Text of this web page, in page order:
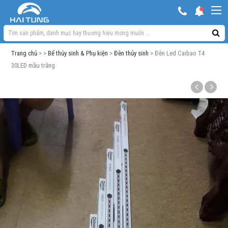
Trang chủ > >Bể thủy sinh & Phụ kiện >Đèn thủy sinh > Đèn Led Caibao T4
30LED mầu trắng
Hồ ngoài trời & phụ kiện
Máy móc phụ kiện khác
Thuốc cho cá cảnh
Xử lý nước
Thức ăn cá
Đèn bể cá
Bể cá cảnh
Trang trí bể cá